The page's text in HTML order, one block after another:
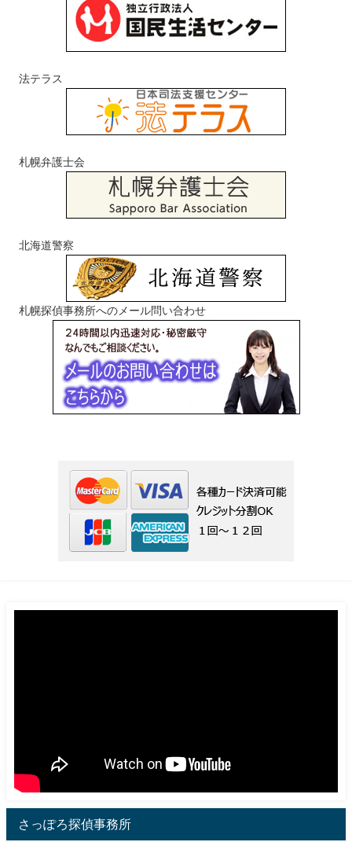
法テラス
札幌弁護士会
北海道警察
札幌探偵事務所へのメール問い合わせ
さっぽろ探偵事務所